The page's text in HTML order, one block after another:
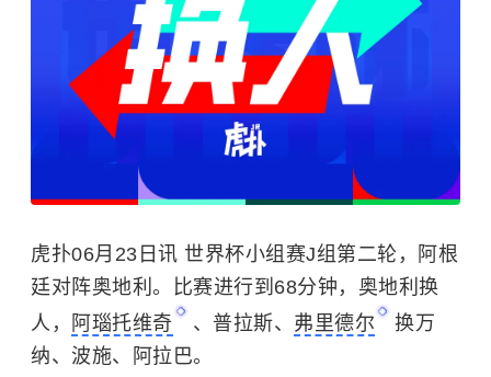
虎扑06月23日讯 世界杯小组赛J组第二轮，阿根
廷对阵奥地利。比赛进行到68分钟，奥地利换
人，
阿瑙托维奇 、普拉斯、 弗里德尔
换万
纳、波施、阿拉巴。